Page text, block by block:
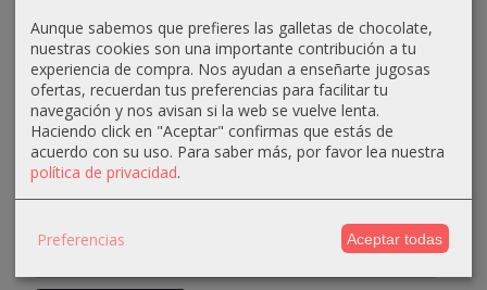
6,61 € 16,95 €
Aunque sabemos que prefieres las galletas de chocolate,
nuestras cookies son una importante contribución a tu
experiencia de compra. Nos ayudan a enseñarte jugosas
ofertas, recuerdan tus preferencias para facilitar tu
navegación y nos avisan si la web se vuelve lenta.
Haciendo click en "Aceptar" confirmas que estás de
acuerdo con su uso. Para saber más, por favor lea nuestra
política de privacidad.
Preferencias Aceptar todas